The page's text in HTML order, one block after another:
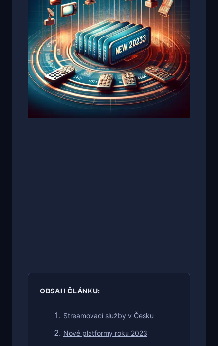
OBSAH ČLÁNKU:
Streamovací služby v Česku
Nové platformy roku 2023